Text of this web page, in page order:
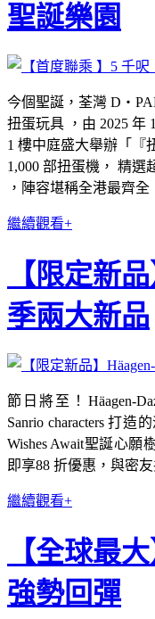
聖誕樂園
今個聖誕，荃灣
扭蛋玩具 ，由 2025 年
1 樓中庭盛大舉辦「『
1,000 部扭蛋機， 精選
，陣容堪稱全港最齊全
繼續觀看+
【限定新
季兩大新品
節日將至！Häagen-
Sanrio characters 打造
Wishes Await聖誕心
即享88 折優惠，與密
繼續觀看+
【全球最
強勢回彈